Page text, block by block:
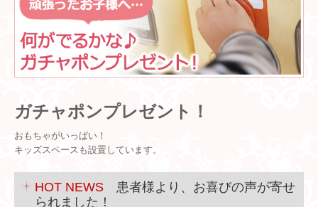
ガチャポンプレゼント！
おもちゃがいっぱい！
キッズスペースも設置しています。
HOT NEWS 患者様より、お喜びの声が寄せ
られました！